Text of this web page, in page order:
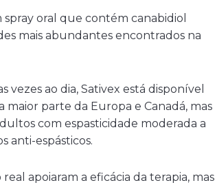
spray oral que contém canabidiol
mais abundantes encontrados na
ao dia, Sativex está disponível
maior parte da Europa e Canadá, mas
com espasticidade moderada a
anti-espásticos.
apoiaram a eficácia da terapia, mas